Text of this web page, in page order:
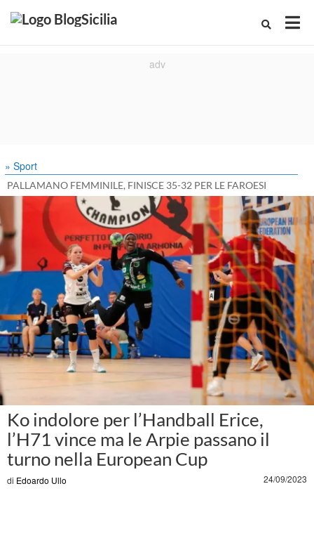
» Sport
PALLAMANO FEMMINILE, FINISCE 35-32 PER LE FAROESI
Ko indolore per l’Handball Erice,
l’H71 vince ma le Arpie passano il
turno nella European Cup
di Edoardo Ullo 24/09/2023